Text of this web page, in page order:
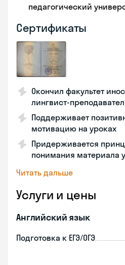
педагогический
Сертификаты
Окончил факультет
лингвист-
Поддерживает
мотивацию на уроках
Придерживается
понимания материала
Читать дальше
Услуги и цены
Английский язык
Подготовка к ЕГЭ/ОГЭ